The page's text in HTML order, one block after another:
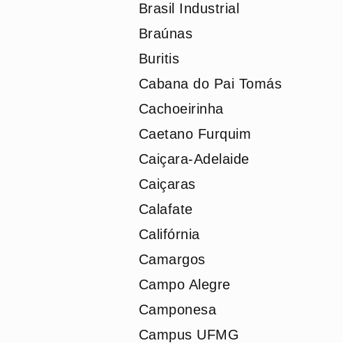
Brasil Industrial
Braúnas
Buritis
Cabana do Pai Tomás
Cachoeirinha
Caetano Furquim
Caiçara-Adelaide
Caiçaras
Calafate
Califórnia
Camargos
Campo Alegre
Camponesa
Campus UFMG